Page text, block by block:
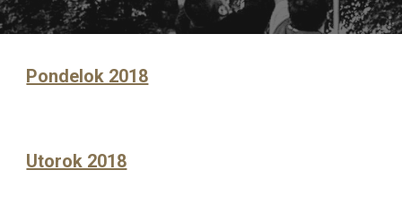
Pondelok 2018
Utorok 2018